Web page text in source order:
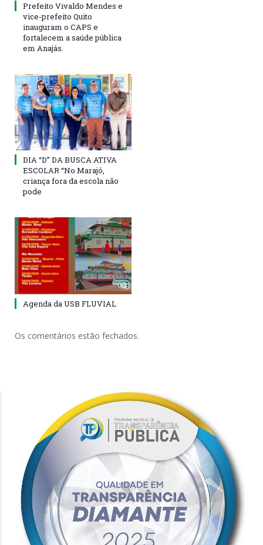
Prefeito Vivaldo Mendes e
vice-prefeito Quito
inauguram o CAPS e
fortalecem a saúde pública
em Anajás.
DIA “D” DA BUSCA ATIVA
ESCOLAR “No Marajó,
criança fora da escola não
pode
Agenda da USB FLUVIAL
Os comentários estão fechados.